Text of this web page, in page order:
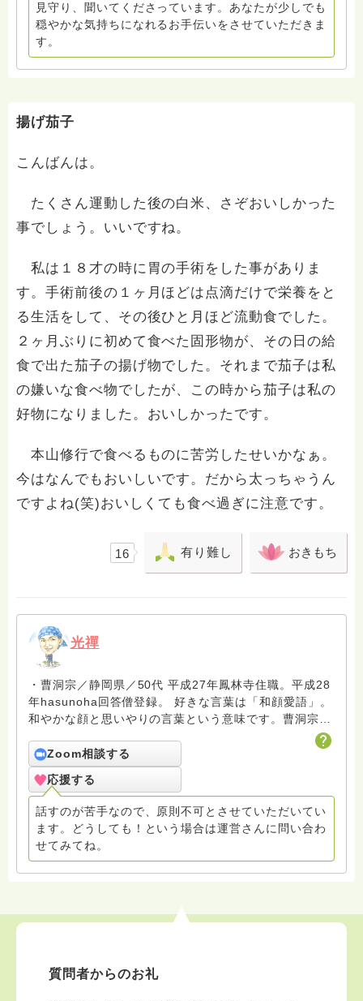
見守り、聞いてくださっています。あなたが少しでも
穏やかな気持ちになれるお手伝いをさせていただきま
す。
揚げ茄子
こんばんは。
たくさん運動した後の白米、さぞおいしかった
事でしょう。いいですね。
私は１８才の時に胃の手術をした事がありま
す。手術前後の１ヶ月ほどは点滴だけで栄養をと
る生活をして、その後ひと月ほど流動食でした。
２ヶ月ぶりに初めて食べた固形物が、その日の給
食で出た茄子の揚げ物でした。それまで茄子は私
の嫌いな食べ物でしたが、この時から茄子は私の
好物になりました。おいしかったです。
本山修行で食べるものに苦労したせいかなぁ。
今はなんでもおいしいです。だから太っちゃうん
ですよね(笑)おいしくても食べ過ぎに注意です。
16 有り難し おきもち
光禪
・曹洞宗／静岡県／50代 平成27年鳳林寺住職。平成28
年hasunoha回答僧登録。 好きな言葉は「和顔愛語」。
和やかな顔と思いやりの言葉という意味です。曹洞宗開
祖道元禅師は、愛語には世界を一変させる力があると仰
っています。回答には厳しい言葉を入れることもありま
すが、相手を思いやる気持ちがあってこその言葉と捉
え、受け止めていただきたいです。 ※質問の答えについ
て、話の大筋は変えませんが、投稿してから誤字脱字を
直したり、内容をよりわかりやすくするため、若干加筆
修正することがあります。ご了承ください。 ※「お
礼」は必ず拝読していますが、それに対して回答の追記
は原則しないことにしています。ご了承ください。 ・
Zoom相談する
応援する
話すのが苦手なので、原則不可とさせていただいてい
ます。どうしても！という場合は運営さんに問い合わ
せてみてね。
質問者からのお礼